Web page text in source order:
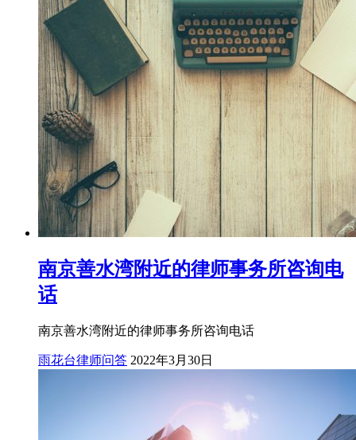
南京善水湾附近的律师事务所咨询电
话
南京善水湾附近的律师事务所咨询电话
雨花台律师问答 2022年3月30日